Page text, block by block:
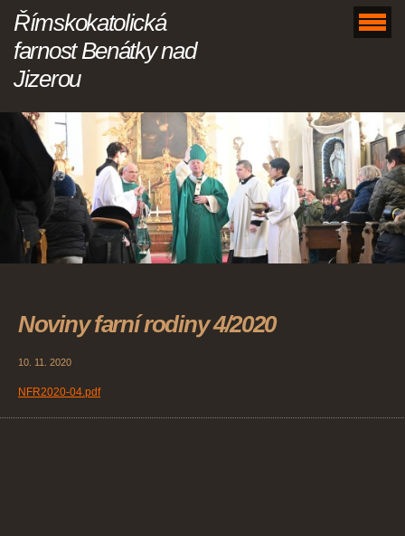
Římskokatolická
farnost Benátky nad
Jizerou
Noviny farní rodiny 4/2020
10. 11. 2020
NFR2020-04.pdf